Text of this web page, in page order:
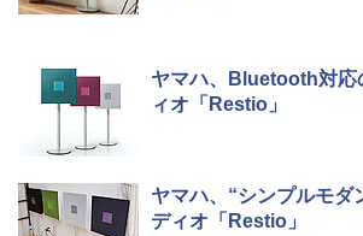
ヤマハ、Bluetooth対応
ィオ「Restio」
ヤマハ、“シンプルモダ
ディオ「Restio」